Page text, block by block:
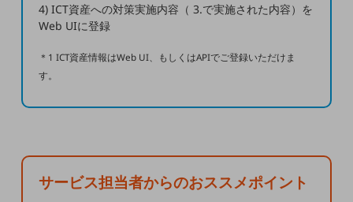
顧客体験（CX）改善
自動化・省電化
4) ICT資産への対策実施内容（ 3.で実施された内容）を
Web UIに登録
＊1 ICT資産情報はWeb UI、もしくはAPIでご登録いただけま
す。
サービス担当者からのおススメポイント